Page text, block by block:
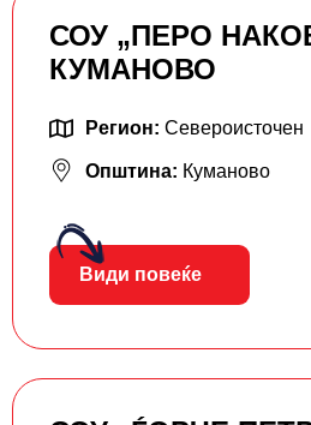
СОУ „ПЕРО
КУМАНОВО
Регион: Североисточен
Општина: Куманово
Види повеќе